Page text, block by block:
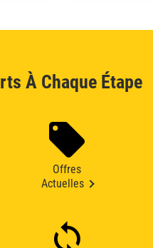
À Chaque Étape
Offres
Actuelles